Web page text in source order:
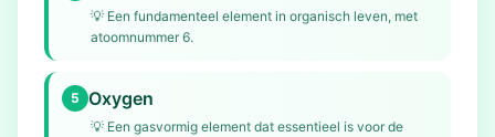
💡 Een fundamenteel element in organisch leven, met
atoomnummer 6.
5 Oxygen
💡 Een gasvormig element dat essentieel is voor de